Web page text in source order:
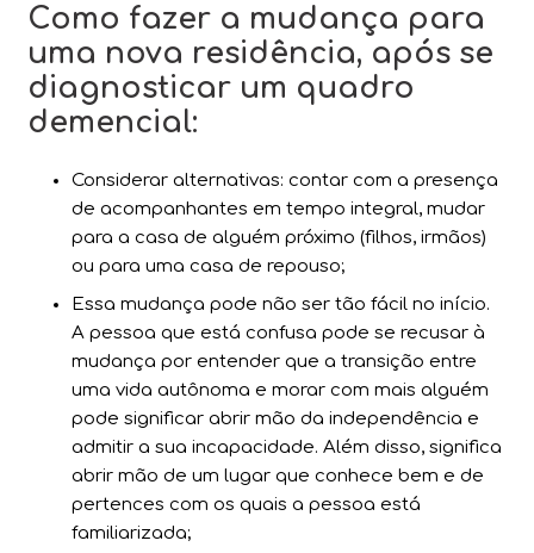
Como fazer a mudança para
uma nova residência, após se
diagnosticar um quadro
demencial:
Considerar alternativas: contar com a presença
de acompanhantes em tempo integral, mudar
para a casa de alguém próximo (filhos, irmãos)
ou para uma casa de repouso;
Essa mudança pode não ser tão fácil no início.
A pessoa que está confusa pode se recusar à
mudança por entender que a transição entre
uma vida autônoma e morar com mais alguém
pode significar abrir mão da independência e
admitir a sua incapacidade. Além disso, significa
abrir mão de um lugar que conhece bem e de
pertences com os quais a pessoa está
familiarizada;